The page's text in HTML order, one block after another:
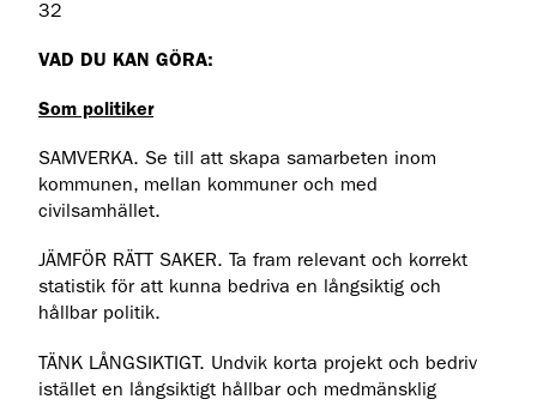
32
VAD DU KAN GÖRA:
Som politiker
SAMVERKA. Se till att skapa samarbeten inom
kommunen, mellan kommuner och med
civilsamhället.
JÄMFÖR RÄTT SAKER. Ta fram relevant och korrekt
statistik för att kunna bedriva en långsiktig och
hållbar politik.
TÄNK LÅNGSIKTIGT. Undvik korta projekt och bedriv
istället en långsiktigt hållbar och medmänsklig